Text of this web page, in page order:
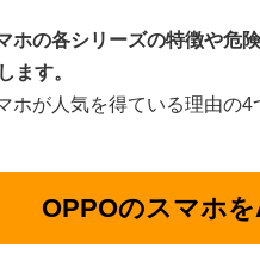
ホの各シリーズの特徴や危
ます。
ホが人気を得ている理由の4
OPPOのスマホ